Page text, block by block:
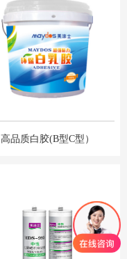
⾼品质⽩胶(B型C型）